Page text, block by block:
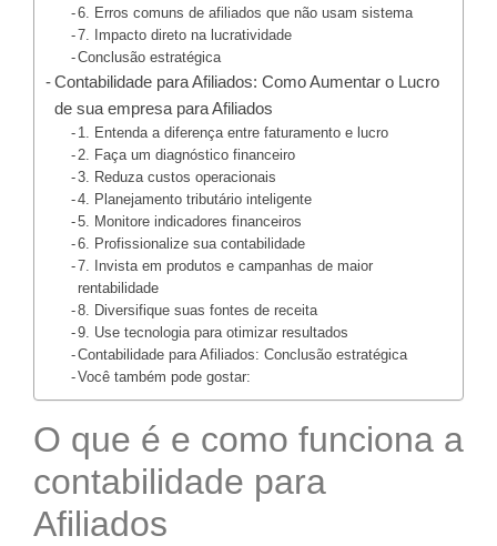
6. Erros comuns de afiliados que não usam sistema
7. Impacto direto na lucratividade
Conclusão estratégica
Contabilidade para Afiliados: Como Aumentar o Lucro
de sua empresa para Afiliados
1. Entenda a diferença entre faturamento e lucro
2. Faça um diagnóstico financeiro
3. Reduza custos operacionais
4. Planejamento tributário inteligente
5. Monitore indicadores financeiros
6. Profissionalize sua contabilidade
7. Invista em produtos e campanhas de maior
rentabilidade
8. Diversifique suas fontes de receita
9. Use tecnologia para otimizar resultados
Contabilidade para Afiliados: Conclusão estratégica
Você também pode gostar:
O que é e como funciona a
contabilidade para
Afiliados